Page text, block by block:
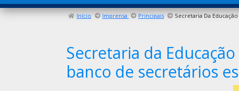
Início Imprensa Principais
Secretaria da
banco de secretários